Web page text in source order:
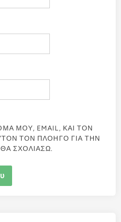
ΜΟΥ, EMAIL, ΚΑΙ ΤΟΝ
ΤΟΝ ΠΛΟΗΓΟ ΓΙΑ ΤΗΝ
ΣΧΟΛΙΑΣΩ.